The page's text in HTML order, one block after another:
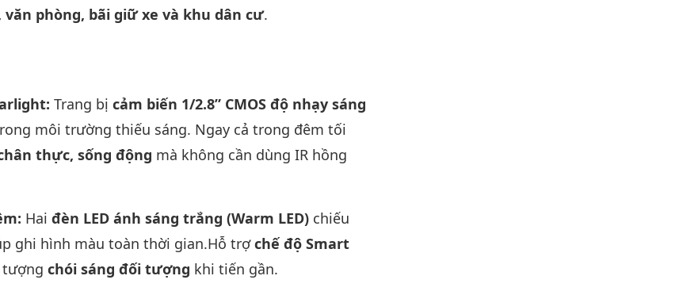
phòng, bãi giữ xe và khu dân cư.
Trang bị cảm biến 1/2.8” CMOS độ nhạy sáng
môi trường thiếu sáng. Ngay cả trong đêm tối
thực, sống động mà không cần dùng IR hồng
Hai đèn LED ánh sáng trắng (Warm LED) chiếu
ghi hình màu toàn thời gian.Hỗ trợchế độ Smart
tượng chói sáng đối tượng khi tiến gần.